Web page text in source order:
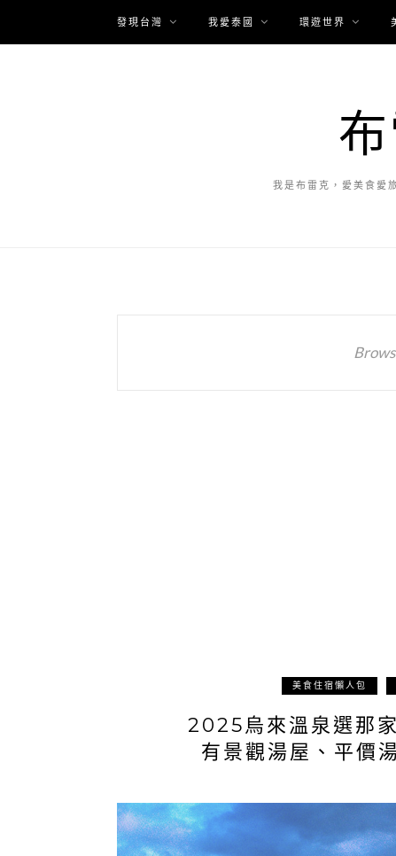
發現台灣 我愛泰國 環遊世界
我是布雷克，愛美食愛
美食住宿懶人包
2025烏來溫泉選那
有景觀湯屋、平價